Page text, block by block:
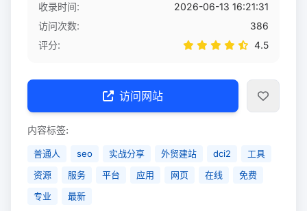
自助广告
收录时间:
2026-06-13 16:21:31
访问次数:
386
评分:
4.5
访问网站
内容标签:
普通人 seo 实战分享 外贸建站 dci2
工具
资源
服务 平台 应用 网页 在线
免费
专业
最新